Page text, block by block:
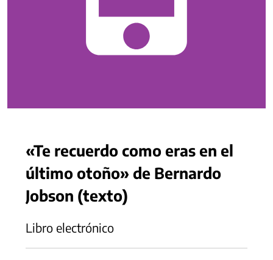
«Te recuerdo como eras en el
último otoño» de Bernardo
Jobson (texto)
Libro electrónico